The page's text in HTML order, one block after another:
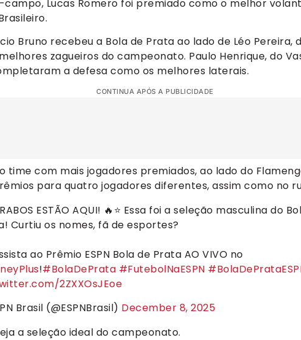
campo, Lucas Romero foi premiado como o melhor
Bruno recebeu a Bola de Prata ao lado de Léo Pereira,
zagueiros do campeonato. Paulo Henrique, do
a defesa como os melhores laterais.
CONTINUA APÓS A PUBLICIDADE
time com mais jogadores premiados, ao lado do
para quatro jogadores diferentes, assim como no
ESTÃO AQUI! 🔥⭐ Essa foi a seleção masculina do
Curtiu os nomes, fã de esportes?
ao Prêmio ESPN Bola de Prata AO VIVO no
!#BolaDePrata #FutebolNaESPN
2ZXXOsJEoe
Brasil (@ESPNBrasil) December 8, 2025
a seleção ideal do campeonato.